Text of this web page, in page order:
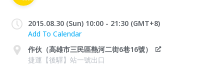
2015.08.30 (Sun) 10:00 - 21:30 (GMT+8)
Add To Calendar
作伙（高雄市三民區熱河二街6巷16號）
捷運【後驛】站一號出口